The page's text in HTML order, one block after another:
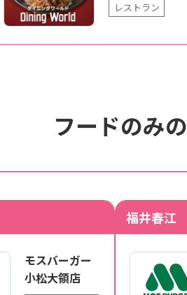
レストラン
フードのみ
モスバーガー
小松大領店
福井春江